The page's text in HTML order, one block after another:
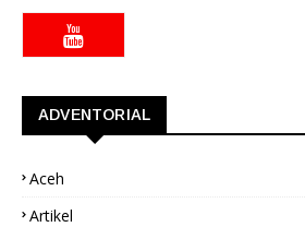
ADVENTORIAL
Aceh
Artikel